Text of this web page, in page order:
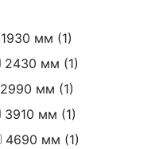
1930 мм (1)
2430 мм (1)
2990 мм (1)
3910 мм (1)
4690 мм (1)